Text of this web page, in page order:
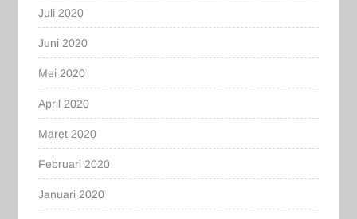
Juli 2020
Juni 2020
Mei 2020
April 2020
Maret 2020
Februari 2020
Januari 2020